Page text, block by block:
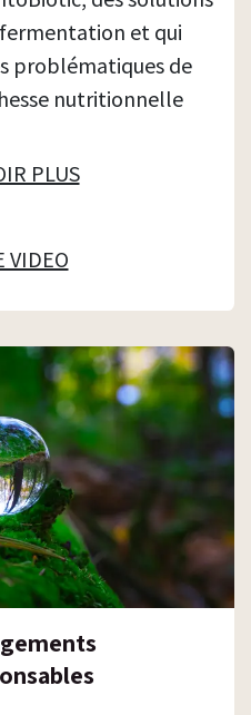
et qui
problématiques de
nutritionnelle
PLUS
VIDEO